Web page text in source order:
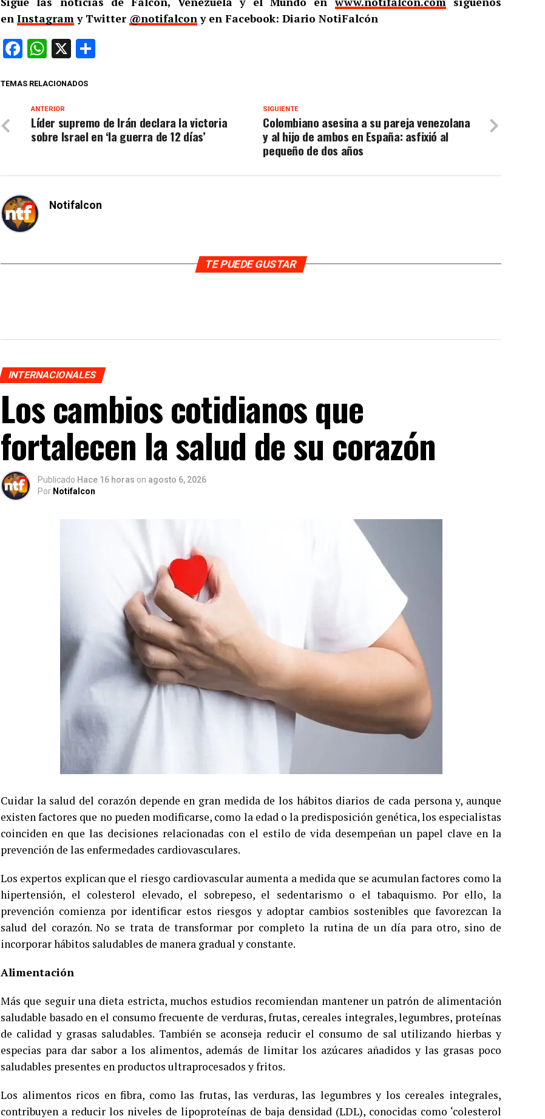
en Instagramy Twitter @notifalcony en Facebook: Diario NotiFalcón
Facebook
WhatsApp
X
TEMAS RELACIONADOS
SIGUIENTE
Colombiano asesina a su pareja venezolana
y al hijo de ambos en España: asfixió al
pequeño de dos años
ANTERIOR
Líder supremo de Irán declara la victoria
sobre Israel en ‘la guerra de 12 días’
Notifalcon
TE PUEDE GUSTAR
INTERNACIONALES
Los cambios cotidianos que
fortalecen la salud de su corazón
Publicado Hace 16 horas on agosto 6, 2026
Por Notifalcon
Cuidar la salud del corazón depende en gran medida de los hábitos diarios de cada persona y, aunque
existen factores que no pueden modificarse, como la edad o la predisposición genética, los especialistas
coinciden en que las decisiones relacionadas con el estilo de vida desempeñan un papel clave en la
prevención de las enfermedades cardiovasculares.
Los expertos explican que el riesgo cardiovascular aumenta a medida que se acumulan factores como la
hipertensión, el colesterol elevado, el sobrepeso, el sedentarismo o el tabaquismo. Por ello, la
prevención comienza por identificar estos riesgos y adoptar cambios sostenibles que favorezcan la
salud del corazón. No se trata de transformar por completo la rutina de un día para otro, sino de
incorporar hábitos saludables de manera gradual y constante.
Alimentación
Más que seguir una dieta estricta, muchos estudios recomiendan mantener un patrón de alimentación
saludable basado en el consumo frecuente de verduras, frutas, cereales integrales, legumbres, proteínas
de calidad y grasas saludables. También se aconseja reducir el consumo de sal utilizando hierbas y
especias para dar sabor a los alimentos, además de limitar los azúcares añadidos y las grasas poco
saludables presentes en productos ultraprocesados y fritos.
Los alimentos ricos en fibra, como las frutas, las verduras, las legumbres y los cereales integrales,
contribuyen a reducir los niveles de lipoproteínas de baja densidad (LDL), conocidas como ‘colesterol